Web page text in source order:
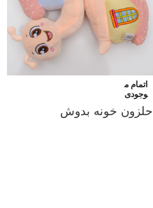
اتمام م
وجودی
حلزون خونه بدوش